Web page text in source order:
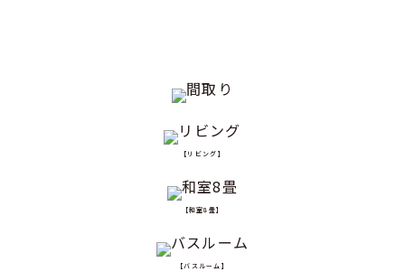
【リビング】
【和室8畳】
【バスルーム】